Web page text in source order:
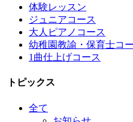
体験レッスン
ジュニアコース
大人ピアノコース
幼稚園教諭・保育士コ
1曲仕上げコース
トピックス
全て